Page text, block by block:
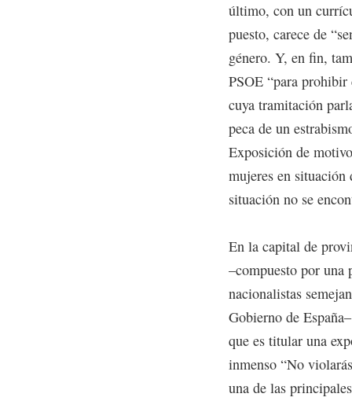
último, con un
puesto, carece de
género. Y, en fin,
PSOE “para prohibir
cuya tramitación
peca de un
Exposición de
mujeres en
situación no se
En la capital de
–compuesto por una
nacionalistas
Gobierno de
que es titular una
inmenso “No
una de las